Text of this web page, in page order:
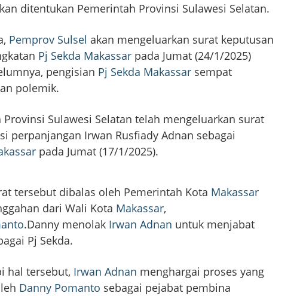
ditentukan Pemerintah Provinsi Sulawesi Selatan.
Pemprov Sulsel akan mengeluarkan surat keputusan
Pj Sekda Makassar pada Jumat (24/1/2025)
pengisian Pj Sekda Makassar sempat
polemik.
Provinsi Sulawesi Selatan telah mengeluarkan surat
perpanjangan Irwan Rusfiady Adnan sebagai
pada Jumat (17/1/2025).
tersebut dibalas oleh Pemerintah Kota Makassar
dari Wali Kota Makassar,
.Danny menolak Irwan Adnan untuk menjabat
Pj Sekda.
hal tersebut, Irwan Adnan menghargai proses yang
Danny Pomanto sebagai pejabat pembina